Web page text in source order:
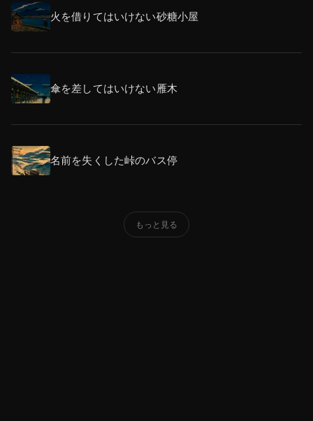
火を借りてはいけない砂糖小屋
傘を差してはいけない雁木
名前を失くした峠のバス停
もっと見る